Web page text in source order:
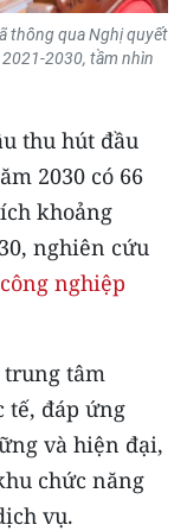
thông qua Nghị quyết
2030, tầm nhìn
thu hút đầu
2030 có 66
khoảng
nghiên cứu
nghiệp
tâm
tế, đáp ứng
và hiện đại,
chức năng
vụ.